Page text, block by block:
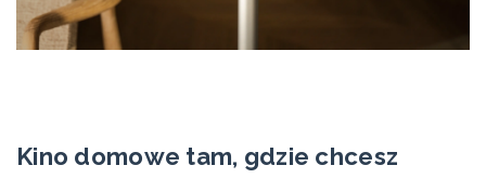
Kino domowe tam, gdzie chcesz